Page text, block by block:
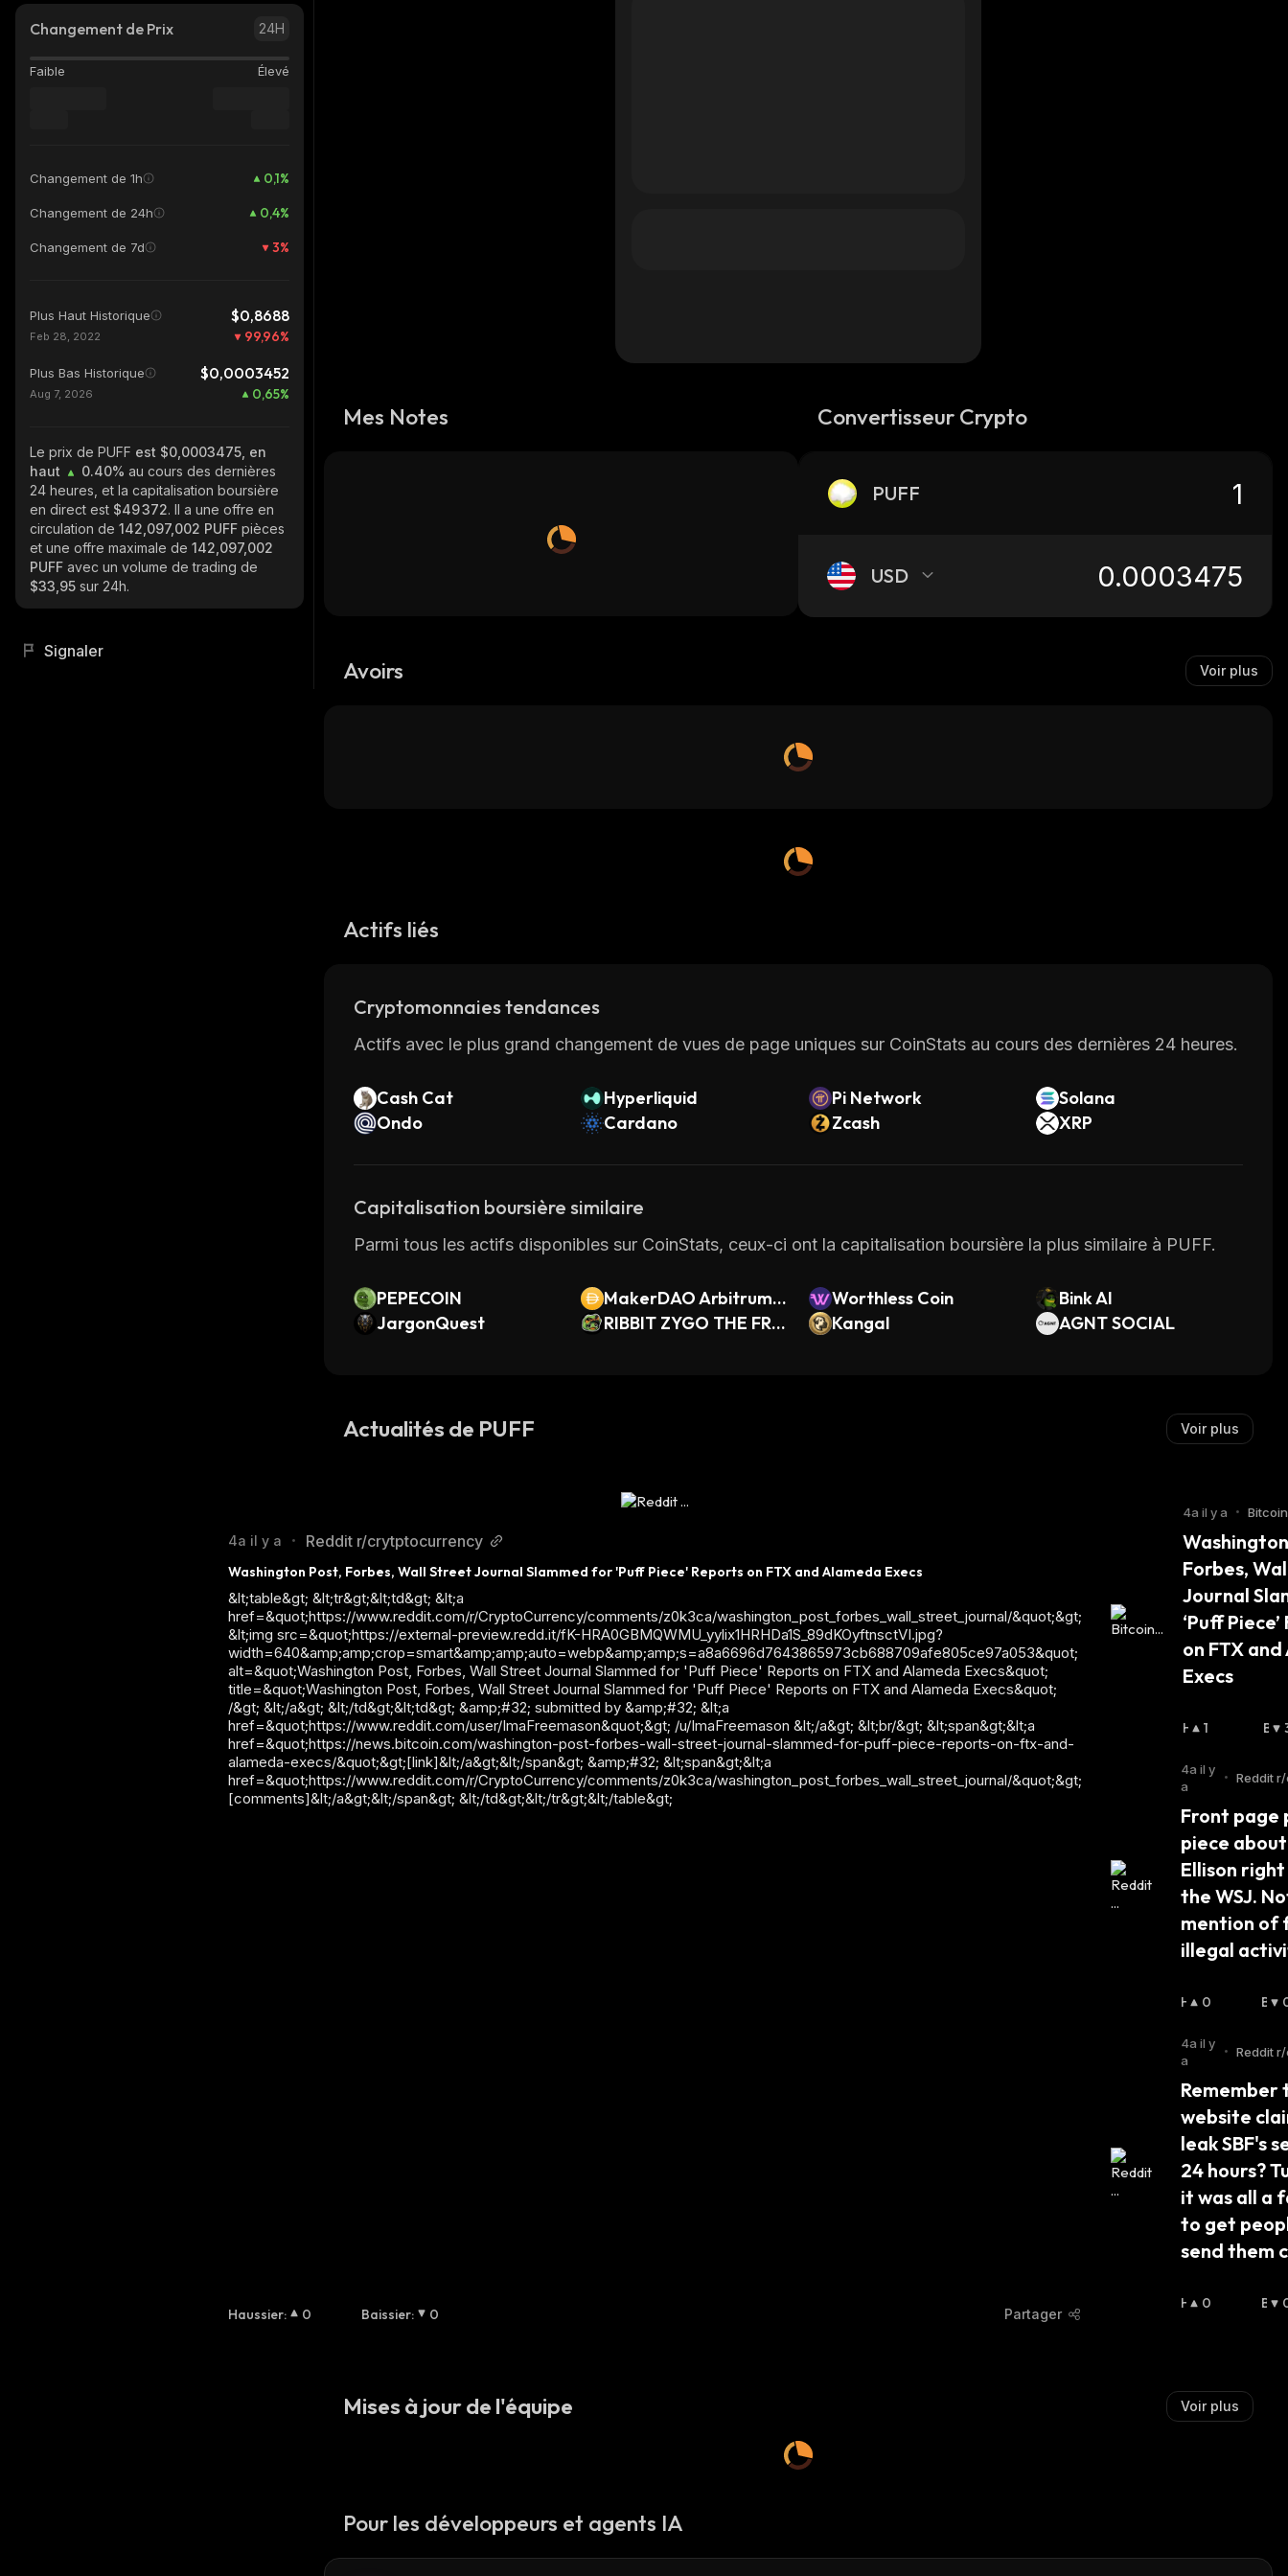
Changement de Prix 24H
Faible Élevé
Changement de 1h 0,1%
Changement de 24h 0,4%
Changement de 7d 3%
Plus Haut Historique $0,8688
Feb 28, 2022 99,96%
Plus Bas Historique $0,0003452
Aug 7, 2026 0,65%
Le prix de PUFF est $0,0003475, en
haut
0.40% au cours des dernières
24 heures, et la capitalisation boursière
en direct est $49 372. Il a une offre en
circulation de 142,097,002 PUFF pièces
et une offre maximale de 142,097,002
PUFF avec un volume de trading de
$33,95 sur 24h.
Signaler
Mes Notes Convertisseur Crypto
PUFF
USD
Avoirs Voir plus
Actifs liés
Cryptomonnaies tendances
Actifs avec le plus grand changement de vues de page uniques sur CoinStats au cours des dernières 24 heures.
Cash Cat Hyperliquid Pi Network
Solana
Ondo
Cardano Zcash XRP
Capitalisation boursière similaire
Parmi tous les actifs disponibles sur CoinStats, ceux-ci ont la capitalisation boursière la plus similaire à PUFF.
PEPECOIN
MakerDAO Arbitrum
Nova DAI Bridge (Arbi
Worthless Coin
Bink AI
JargonQuest
RIBBIT ZYGO THE FRO
Kangal AGNT SOCIAL
Actualités de PUFF Voir plus
4a il y a • Reddit r/crytptocurrency
Washington Post, Forbes, Wall Street Journal Slammed for 'Puff Piece' Reports on FTX and Alameda Execs
&lt;table&gt; &lt;tr&gt;&lt;td&gt; &lt;a
href=&quot;https://www.reddit.com/r/CryptoCurrency/comments/z0k3ca/washington_post_forbes_wall_street_journal/&quot;&gt;
&lt;img src=&quot;https://external-preview.redd.it/fK-HRA0GBMQWMU_yylix1HRHDa1S_89dKOyftnsctVI.jpg?
width=640&amp;amp;crop=smart&amp;amp;auto=webp&amp;amp;s=a8a6696d7643865973cb688709afe805ce97a053&quot;
alt=&quot;Washington Post, Forbes, Wall Street Journal Slammed for 'Puff Piece' Reports on FTX and Alameda Execs&quot;
title=&quot;Washington Post, Forbes, Wall Street Journal Slammed for 'Puff Piece' Reports on FTX and Alameda Execs&quot;
/&gt; &lt;/a&gt; &lt;/td&gt;&lt;td&gt; &amp;#32; submitted by &amp;#32; &lt;a
href=&quot;https://www.reddit.com/user/ImaFreemason&quot;&gt; /u/ImaFreemason &lt;/a&gt; &lt;br/&gt; &lt;span&gt;&lt;a
href=&quot;https://news.bitcoin.com/washington-post-forbes-wall-street-journal-slammed-for-puff-piece-reports-on-ftx-and-
alameda-execs/&quot;&gt;[link]&lt;/a&gt;&lt;/span&gt; &amp;#32; &lt;span&gt;&lt;a
href=&quot;https://www.reddit.com/r/CryptoCurrency/comments/z0k3ca/washington_post_forbes_wall_street_journal/&quot;&gt;
[comments]&lt;/a&gt;&lt;/span&gt; &lt;/td&gt;&lt;/tr&gt;&lt;/table&gt;
Haussier: 0 Baissier: 0 Partager
4a il y a •
Forbes,
Journal
‘Puff
on FTX
Execs
H
U
S
I
E
R
:
1
B
S
I
E
R
:
4a il y
a
• Reddit
Front page
piece
Ellison
the WSJ.
mention of
illegal
H
U
S
I
E
R
:
0
B
S
I
E
:
4a il y
a
• Reddit
Remember
website
leak SBF's
24 hours?
it was all a
to get
send them
H
I
E
0
B
Mises à jour de l'équipe Voir plus
Pour les développeurs et agents IA